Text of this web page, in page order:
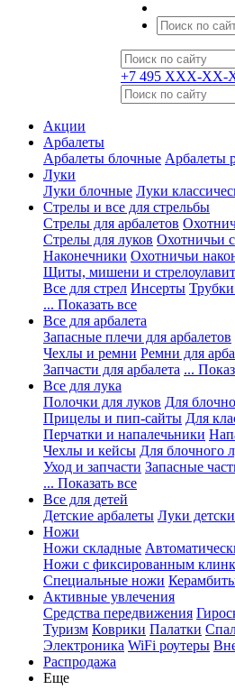
+7 495 XXX-XX-
Акции
Арбалеты
Арбалеты блочные Арбалеты
Луки
Луки блочные Луки
Стрелы и все для стрельбы
Стрелы для арбалетов
Стрелы для луков Охотничьи
Наконечники Охотничьи
Щиты, мишени и
Все для стрел Инсерты Трубки
... Показать все
Все для арбалета
Запасные плечи для арбалетов
Чехлы и ремни Ремни для
Запчасти для арбалета ...
Все для лука
Полочки для луков Для
Прицелы и пип-сайты Для
Перчатки и напалечьники
Чехлы и кейсы Для блочного
Уход и запчасти Запасные
... Показать все
Все для детей
Детские арбалеты Луки
Ножи
Ножи складные
Ножи с фиксированным
Специальные ножи
Активные увлечения
Средства передвижения
Туризм Коврики Палатки
Электроника WiFi роутеры
Распродажа
Еще